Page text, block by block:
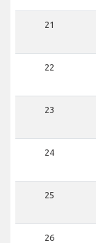
21
22
23
24
25
26